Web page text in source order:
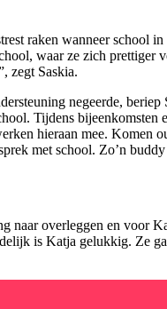
raken wanneer
waar ze zich
zegt Saskia.
negeerde,
Tijdens bijeenkomsten
hieraan mee. Komen
met school. Zo’n
naar overleggen en
is Katja gelukkig. Ze